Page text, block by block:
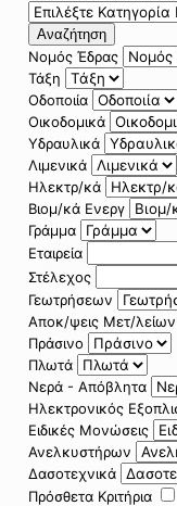
Αναζήτηση
Νομός Έδρας
Τάξη
Οδοποιία
Οικοδομικά
Υδραυλικά
Λιμενικά
Ηλεκτρ/κά
Βιομ/κά Ενεργ
Γράμμα
Εταιρεία
Στέλεχος
Γεωτρήσεων
Αποκ/ψεις Μετ/λείων
Πράσινο
Πλωτά
Νερά - Απόβλητα
Ηλεκτρονικός
Ειδικές Μονώσεις
Ανελκυστήρων
Δασοτεχνικά
Πρόσθετα Κριτήρια